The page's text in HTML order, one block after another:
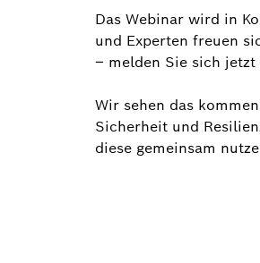
Das Webinar wird in
und Experten freuen
– melden Sie sich jetzt
Wir sehen das
Sicherheit und
diese gemeinsam